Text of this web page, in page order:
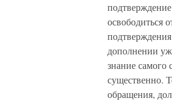
освободиться
дополнении
знание самого
существенно.
обращения,